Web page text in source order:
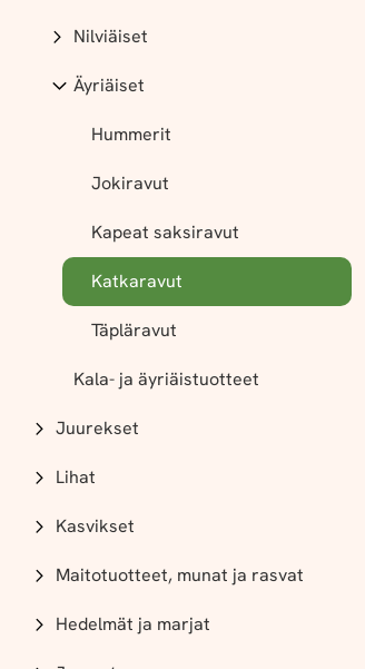
Nilviäiset
Äyriäiset
Hummerit
Jokiravut
Kapeat saksiravut
Katkaravut
Täpläravut
Kala- ja äyriäistuotteet
Juurekset
Lihat
Kasvikset
Maitotuotteet, munat ja rasvat
Hedelmät ja marjat